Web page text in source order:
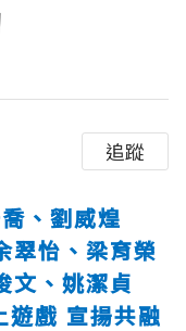
追蹤
、劉威煌
翠怡、梁育榮
文、姚潔貞
遊戲 宣揚共融